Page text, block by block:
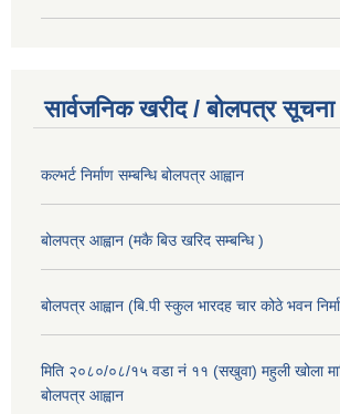
सार्वजनिक खरीद / बोलपत्र सूचना
कल्भर्ट निर्माण सम्बन्धि बोलपत्र आह्वान
बोलपत्र आह्वान (मकै बिउ खरिद सम्बन्धि )
बोलपत्र आह्वान (बि.पी स्कुल भारदह चार कोठे भवन
मिति २०८०/०८/१५ वडा नं ११ (सखुवा) महुली खोला
बोलपत्र आह्वान